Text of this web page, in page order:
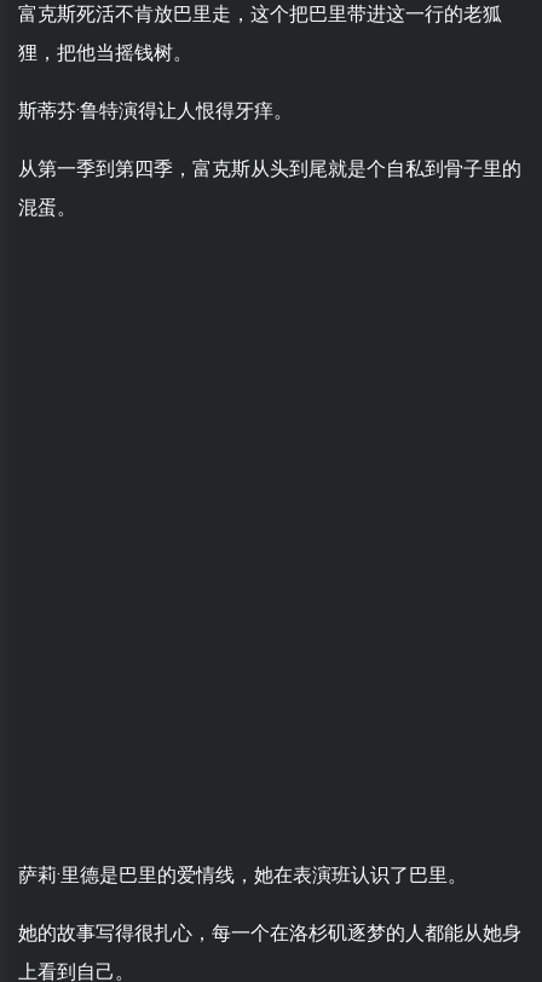
富克斯死活不肯放巴里走，这个把巴里带进这一行的老狐
狸，把他当摇钱树。
斯蒂芬·鲁特演得让人恨得牙痒。
从第一季到第四季，富克斯从头到尾就是个自私到骨子里的
混蛋。
萨莉·里德是巴里的爱情线，她在表演班认识了巴里。
她的故事写得很扎心，每一个在洛杉矶逐梦的人都能从她身
上看到自己。